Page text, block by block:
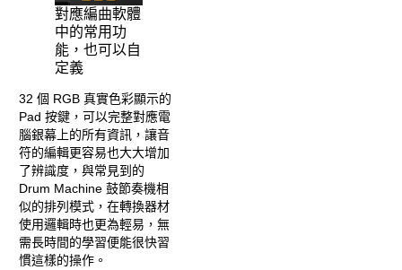
對應編曲軟體
中的常用功
能，也可以自
定義
32 個 RGB 真實色彩顯示的
Pad 按鍵，可以完整對應電
腦銀幕上的所有資訊，讓音
符的編輯更容易也大大增加
了辨識度，與常見到的
Drum Machine 鼓節奏機相
似的排列模式，在轉換器材
使用邏輯時也更為輕易，無
需長時間的學習便能很快習
慣這樣的操作。